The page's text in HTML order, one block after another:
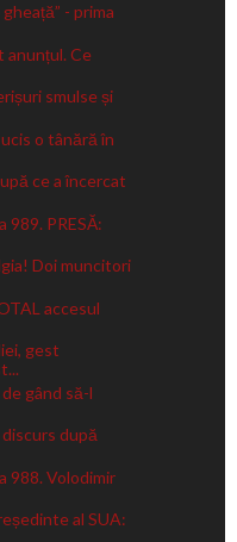
- prima
anunțul. Ce
smulse și
o tânără în
ce a încercat
989. PRESĂ:
Doi muncitori
accesul
gest
gând să-l
discurs după
988. Volodimir
al SUA: